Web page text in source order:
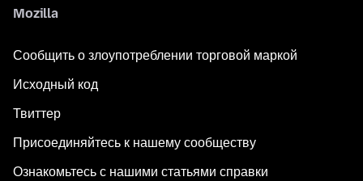
Mozilla
Сообщить о злоупотреблении торговой маркой
Исходный код
Твиттер
Присоединяйтесь к нашему сообществу
Ознакомьтесь с нашими статьями справки